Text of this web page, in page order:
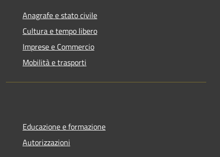
Anagrafe e stato civile
Cultura e tempo libero
Imprese e Commercio
Mobilità e trasporti
Educazione e formazione
Autorizzazioni